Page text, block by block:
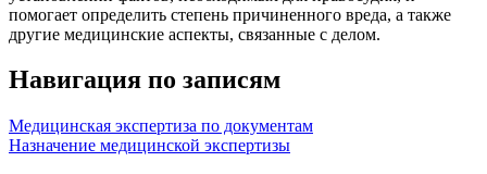
помогает определить степень причиненного вреда, а также
другие медицинские аспекты, связанные с делом.
Навигация по записям
Медицинская экспертиза по документам
Назначение медицинской экспертизы